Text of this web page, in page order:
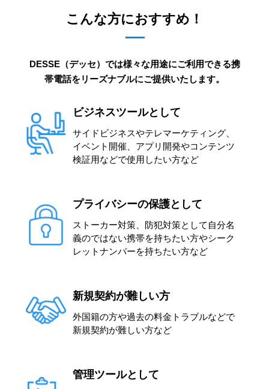
こんな方におすすめ！
DESSE（デッセ）では様々な用途にご利用できる携
帯電話をリーズナブルにご提供いたします。
ビジネスツールとして
サイドビジネスやテレマーケティング、
イベント開催、アプリ開発やコンテンツ
検証用などで使用したい方など
プライバシーの保護として
ストーカー対策、防犯対策として自分名
義のではない携帯を持ちたい方やシーク
レットナンバーを持ちたい方など
新規契約が難しい方
外国籍の方や過去の料金トラブルなどで
新規契約が難しい方など
管理ツールとして